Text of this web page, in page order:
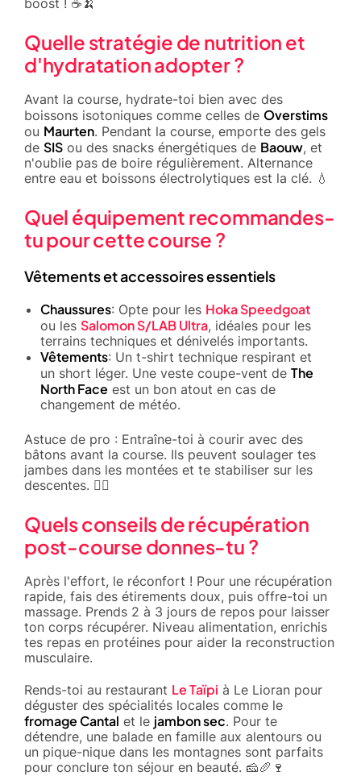
Quelle stratégie de nutrition et
d'hydratation adopter ?
Avant la course, hydrate-toi bien avec des
boissons isotoniques comme celles de Overstims
ou Maurten. Pendant la course, emporte des gels
de SIS ou des snacks énergétiques de Baouw, et
n'oublie pas de boire régulièrement. Alternance
entre eau et boissons électrolytiques est la clé. 💧
Quel équipement recommandes-
tu pour cette course ?
Vêtements et accessoires essentiels
Chaussures: Opte pour les Hoka Speedgoat
ou les Salomon S/LAB Ultra, idéales pour les
terrains techniques et dénivelés importants.
Vêtements: Un t-shirt technique respirant et
un short léger. Une veste coupe-vent de The
North Face est un bon atout en cas de
changement de météo.
Astuce de pro : Entraîne-toi à courir avec des
bâtons avant la course. Ils peuvent soulager tes
jambes dans les montées et te stabiliser sur les
descentes. 🏃‍♂️
Quels conseils de récupération
post-course donnes-tu ?
Après l'effort, le réconfort ! Pour une récupération
rapide, fais des étirements doux, puis offre-toi un
massage. Prends 2 à 3 jours de repos pour laisser
ton corps récupérer. Niveau alimentation, enrichis
tes repas en protéines pour aider la reconstruction
musculaire.
Rends-toi au restaurant Le Taïpi à Le Lioran pour
déguster des spécialités locales comme le
fromage Cantal et le jambon sec. Pour te
détendre, une balade en famille aux alentours ou
un pique-nique dans les montagnes sont parfaits
pour conclure ton séjour en beauté. 🧀🥖🍷